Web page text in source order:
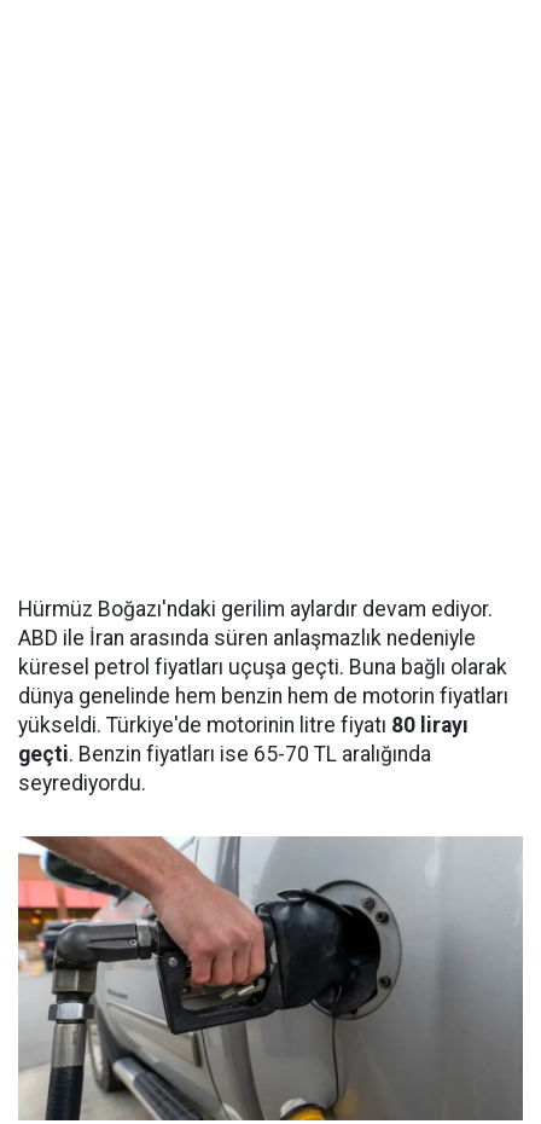
Hürmüz Boğazı'ndaki gerilim aylardır devam ediyor.
ABD ile İran arasında süren anlaşmazlık nedeniyle
küresel petrol fiyatları uçuşa geçti. Buna bağlı olarak
dünya genelinde hem benzin hem de motorin fiyatları
yükseldi. Türkiye'de motorinin litre fiyatı 80 lirayı
geçti. Benzin fiyatları ise 65-70 TL aralığında
seyrediyordu.